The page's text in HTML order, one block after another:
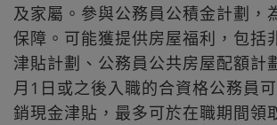
及家屬。參與公務員公積金計劃，
保障。可能獲提供房屋福利，包括
津貼計劃、公務員公共房屋配額計
月1日或之後入職的合資格公務員
銷現金津貼，最多可於在職期間領